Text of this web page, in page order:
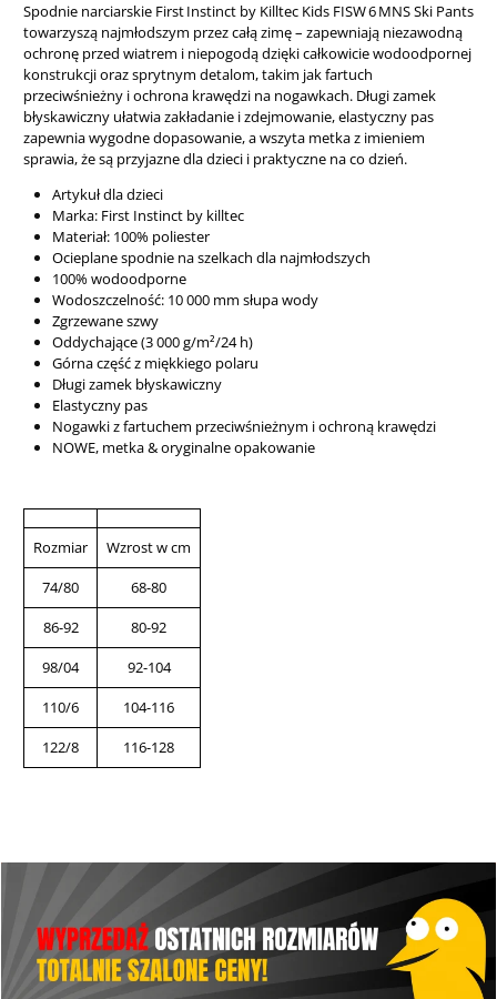
Spodnie narciarskie First Instinct by Killtec Kids FISW 6 MNS Ski Pants
towarzyszą najmłodszym przez całą zimę – zapewniają niezawodną
ochronę przed wiatrem i niepogodą dzięki całkowicie wodoodpornej
konstrukcji oraz sprytnym detalom, takim jak fartuch
przeciwśnieżny i ochrona krawędzi na nogawkach. Długi zamek
błyskawiczny ułatwia zakładanie i zdejmowanie, elastyczny pas
zapewnia wygodne dopasowanie, a wszyta metka z imieniem
sprawia, że są przyjazne dla dzieci i praktyczne na co dzień.
Artykuł dla dzieci
Marka: First Instinct by killtec
Materiał: 100% poliester
Ocieplane spodnie na szelkach dla najmłodszych
100% wodoodporne
Wodoszczelność: 10 000 mm słupa wody
Zgrzewane szwy
Oddychające (3 000 g/m²/24 h)
Górna część z miękkiego polaru
Długi zamek błyskawiczny
Elastyczny pas
Nogawki z fartuchem przeciwśnieżnym i ochroną krawędzi
NOWE, metka & oryginalne opakowanie
Rozmiar
Wzrost w cm
74/80
68-80
86-92
80-92
98/04
92-104
110/6
104-116
122/8
116-128